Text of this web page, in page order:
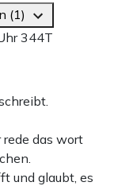
(1)
344T
das wort
und glaubt, es